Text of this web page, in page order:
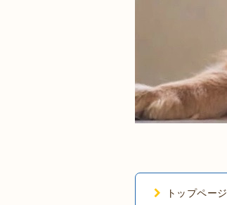
トップページ